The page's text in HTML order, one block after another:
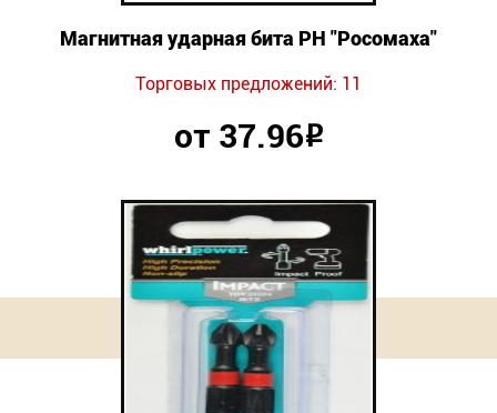
Магнитная ударная бита PH "Росомаха"
Торговых предложений: 11
от 37.96Р